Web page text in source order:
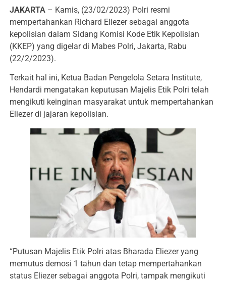
JAKARTA – Kamis, (23/02/2023) Polri resmi
mempertahankan Richard Eliezer sebagai anggota
kepolisian dalam Sidang Komisi Kode Etik Kepolisian
(KKEP) yang digelar di Mabes Polri, Jakarta, Rabu
(22/2/2023).
Terkait hal ini, Ketua Badan Pengelola Setara Institute,
Hendardi mengatakan keputusan Majelis Etik Polri telah
mengikuti keinginan masyarakat untuk mempertahankan
Eliezer di jajaran kepolisian.
“Putusan Majelis Etik Polri atas Bharada Eliezer yang
memutus demosi 1 tahun dan tetap mempertahankan
status Eliezer sebagai anggota Polri, tampak mengikuti